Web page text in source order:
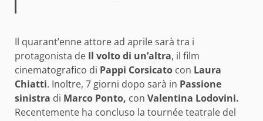
Il quarant’enne attore ad aprile sarà tra i
protagonista de Il volto di un’altra, il film
cinematografico di Pappi Corsicato con Laura
Chiatti. Inoltre, 7 giorni dopo sarà in Passione
sinistra di Marco Ponto, con Valentina Lodovini.
Recentemente ha concluso la tournée teatrale del